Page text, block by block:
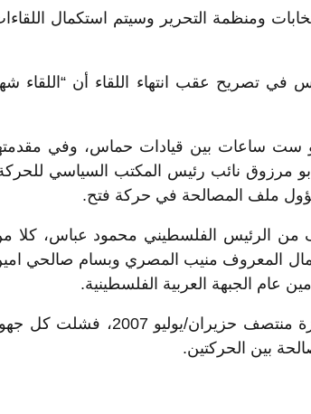
ومنظمة التحرير وسيتم استكمال
في تصريح عقب انتهاء اللقاء أن “اللقاء
ست ساعات بين قيادات حماس، وفي
مرزوق نائب رئيس المكتب السياسي
ملف المصالحة في حركة فتح.
من الرئيس الفلسطيني محمود عباس، كلا
المعروف منيب المصري وبسام صالحي
الجبهة العربية الفلسطينية.
ومنذ أن سيطرت حركة حماس على قطاع غزة منتصف حزيران/يوليو 2007، فشلت
بين الحركتين.